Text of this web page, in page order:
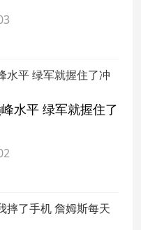
水平 绿军就握住了